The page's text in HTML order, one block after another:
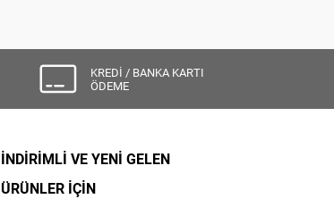
KREDİ / BANKA KARTI
ÖDEME
İNDİRİMLİ VE YENİ GELEN
ÜRÜNLER İÇİN